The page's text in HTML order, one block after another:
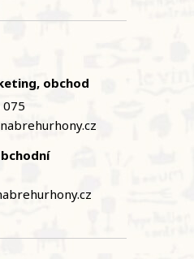
obchod
075